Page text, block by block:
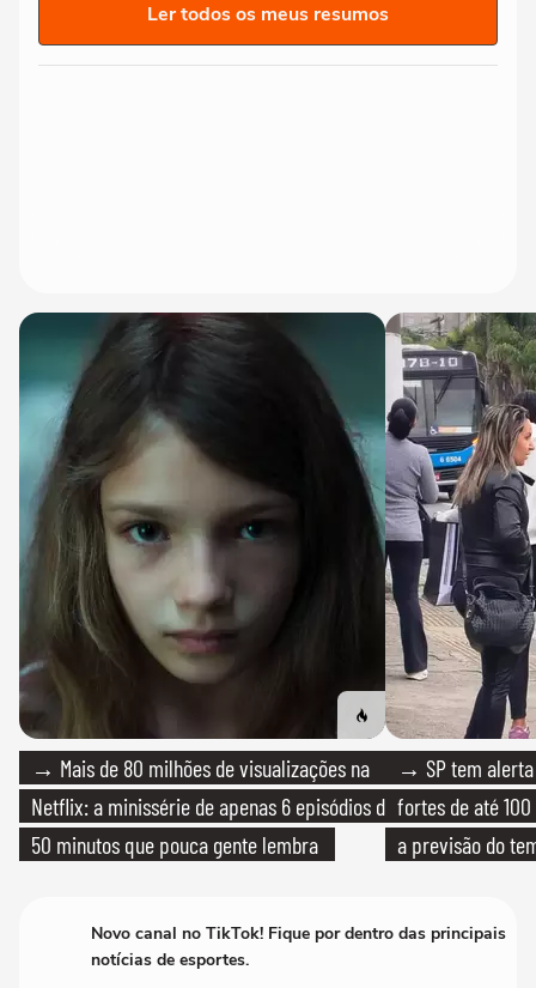
Ler todos os meus resumos
→ Mais de 80 milhões de visualizações na
Netflix: a minissérie de apenas 6 episódios de
50 minutos que pouca gente lembra
→ SP tem
fortes de até
a previsão do
Novo canal no TikTok! Fique por dentro das principais
notícias de esportes.